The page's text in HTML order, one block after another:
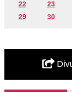
22
23
29
30